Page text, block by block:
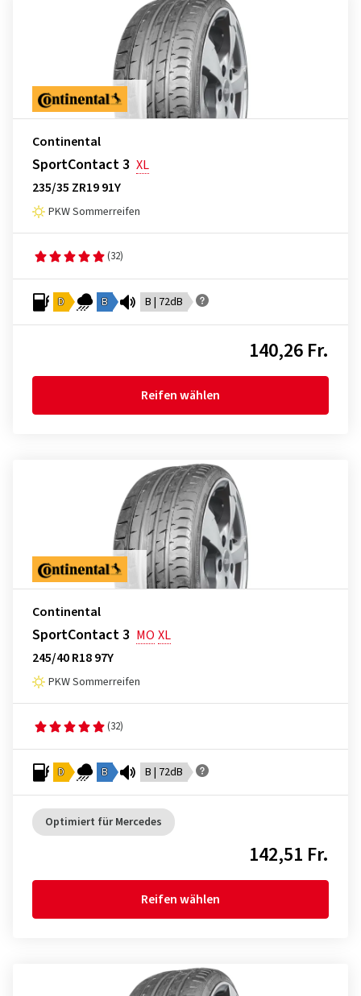
Continental
SportContact 3 XL
235/35 ZR19 91Y
PKW Sommerreifen
(32)
D B B | 72dB
140,26 Fr.
Reifen wählen
Continental
SportContact 3 MO XL
245/40 R18 97Y
PKW Sommerreifen
(32)
D B B | 72dB
Optimiert für Mercedes
142,51 Fr.
Reifen wählen